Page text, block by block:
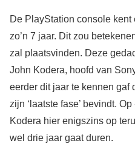
De PlayStation console
zo’n 7 jaar. Dit zou
zal plaatsvinden. Deze
John Kodera, hoofd van
eerder dit jaar te kennen gaf
zijn ‘laatste fase’ bevindt.
Kodera hier enigszins op
wel drie jaar gaat duren.